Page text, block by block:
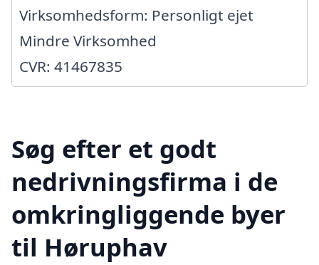
Virksomhedsform: Personligt ejet
Mindre Virksomhed
CVR: 41467835
Søg efter et godt
nedrivningsfirma i de
omkringliggende byer
til Høruphav